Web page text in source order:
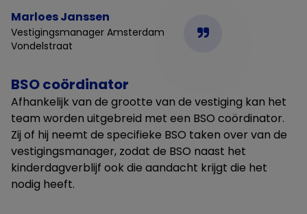
Marloes Janssen
Vestigingsmanager Amsterdam
Vondelstraat
BSO coördinator
Afhankelijk van de grootte van de vestiging kan het
team worden uitgebreid met een BSO coördinator.
Zij of hij neemt de specifieke BSO taken over van de
vestigingsmanager, zodat de BSO naast het
kinderdagverblijf ook die aandacht krijgt die het
nodig heeft.